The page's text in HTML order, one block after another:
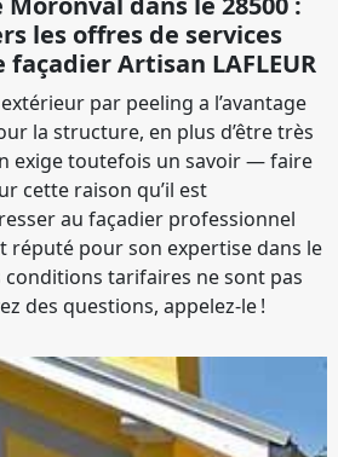
les offres de services
Artisan LAFLEUR
par peeling a l’avantage
la structure, en plus d’être très
exige toutefois un savoir — faire
cette raison qu’il est
au façadier professionnel
réputé pour son expertise dans le
conditions tarifaires ne sont pas
des questions, appelez-le !